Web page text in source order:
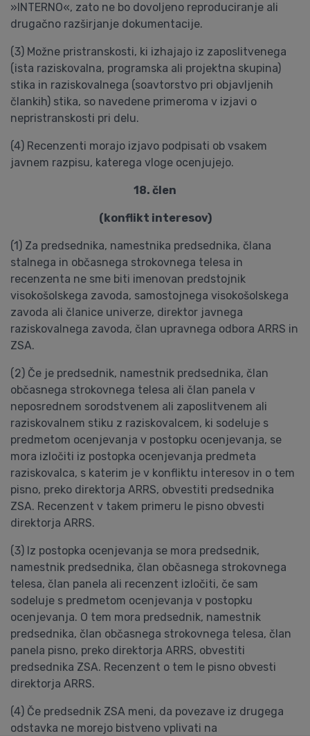
»INTERNO«, zato ne bo dovoljeno reproduciranje ali
drugačno razširjanje dokumentacije.
(3) Možne pristranskosti, ki izhajajo iz zaposlitvenega
(ista raziskovalna, programska ali projektna skupina)
stika in raziskovalnega (soavtorstvo pri objavljenih
člankih) stika, so navedene primeroma v izjavi o
nepristranskosti pri delu.
(4) Recenzenti morajo izjavo podpisati ob vsakem
javnem razpisu, katerega vloge ocenjujejo.
18. člen
(konflikt interesov)
(1) Za predsednika, namestnika predsednika, člana
stalnega in občasnega strokovnega telesa in
recenzenta ne sme biti imenovan predstojnik
visokošolskega zavoda, samostojnega visokošolskega
zavoda ali članice univerze, direktor javnega
raziskovalnega zavoda, član upravnega odbora ARRS in
ZSA.
(2) Če je predsednik, namestnik predsednika, član
občasnega strokovnega telesa ali član panela v
neposrednem sorodstvenem ali zaposlitvenem ali
raziskovalnem stiku z raziskovalcem, ki sodeluje s
predmetom ocenjevanja v postopku ocenjevanja, se
mora izločiti iz postopka ocenjevanja predmeta
raziskovalca, s katerim je v konfliktu interesov in o tem
pisno, preko direktorja ARRS, obvestiti predsednika
ZSA. Recenzent v takem primeru le pisno obvesti
direktorja ARRS.
(3) Iz postopka ocenjevanja se mora predsednik,
namestnik predsednika, član občasnega strokovnega
telesa, član panela ali recenzent izločiti, če sam
sodeluje s predmetom ocenjevanja v postopku
ocenjevanja. O tem mora predsednik, namestnik
predsednika, član občasnega strokovnega telesa, član
panela pisno, preko direktorja ARRS, obvestiti
predsednika ZSA. Recenzent o tem le pisno obvesti
direktorja ARRS.
(4) Če predsednik ZSA meni, da povezave iz drugega
odstavka ne morejo bistveno vplivati na